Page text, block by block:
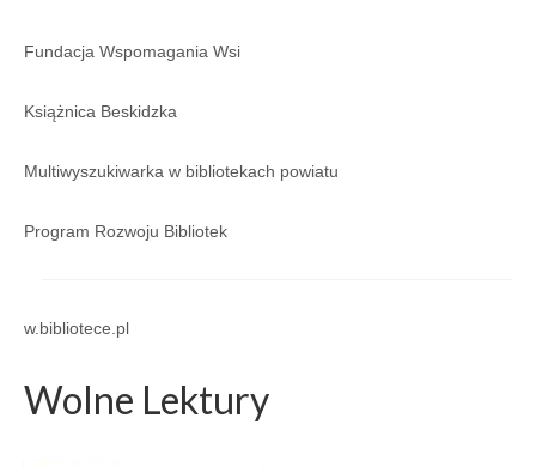
Regulamin korzystania ze zbiorów i usług GBP
Galeria 2025
Galeria 2023
Galeria 2022
Fundacja Wspomagania Wsi
Książnica Beskidzka
Multiwyszukiwarka w bibliotekach powiatu
Program Rozwoju Bibliotek
w.bibliotece.pl
Wolne Lektury